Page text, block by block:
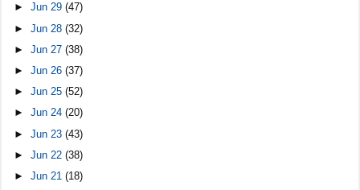
►Jun 29(47)
►Jun 28(32)
►Jun 27(38)
►Jun 26(37)
►Jun 25(52)
►Jun 24(20)
►Jun 23(43)
►Jun 22(38)
►Jun 21(18)